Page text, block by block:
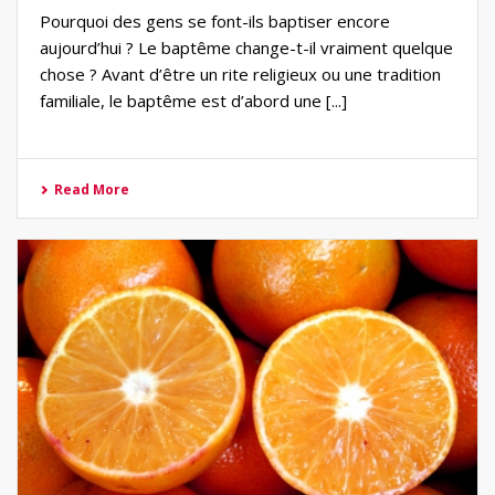
Pourquoi des gens se font-ils baptiser encore
aujourd’hui ? Le baptême change-t-il vraiment quelque
chose ? Avant d’être un rite religieux ou une tradition
familiale, le baptême est d’abord une [...]
Read More